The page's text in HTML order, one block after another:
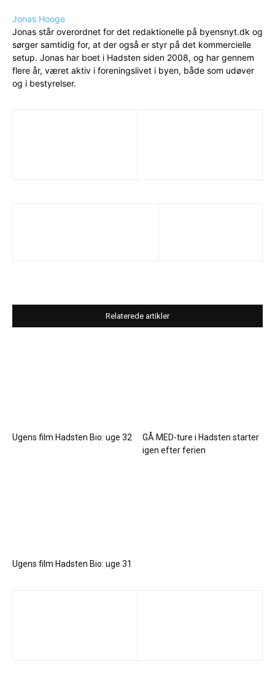
Jonas Hooge
Jonas står overordnet for det redaktionelle på byensnyt.dk og
sørger samtidig for, at der også er styr på det kommercielle
setup. Jonas har boet i Hadsten siden 2008, og har gennem
flere år, været aktiv i foreningslivet i byen, både som udøver
og i bestyrelser.
Relaterede artikler
Ugens film Hadsten Bio: uge 32
GÅ MED-ture i Hadsten starter
igen efter ferien
Ugens film Hadsten Bio: uge 31